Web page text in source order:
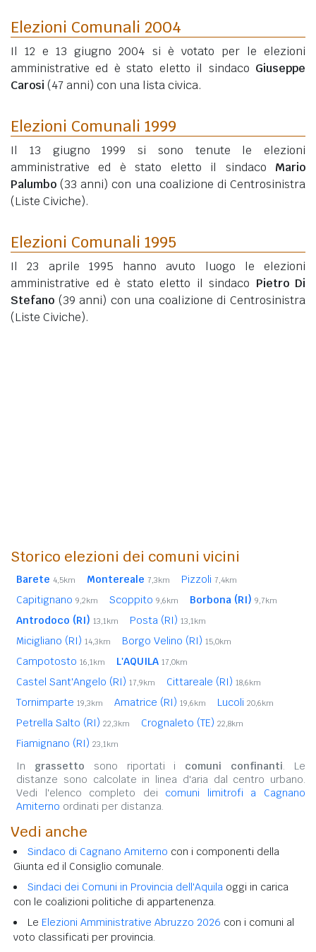
Elezioni Comunali 2004
Il 12 e 13 giugno 2004 si è votato per le elezioni
amministrative ed è stato eletto il sindaco Giuseppe
Carosi (47 anni) con una lista civica.
Elezioni Comunali 1999
Il 13 giugno 1999 si sono tenute le elezioni
amministrative ed è stato eletto il sindaco Mario
Palumbo (33 anni) con una coalizione di Centrosinistra
(Liste Civiche).
Elezioni Comunali 1995
Il 23 aprile 1995 hanno avuto luogo le elezioni
amministrative ed è stato eletto il sindaco Pietro Di
Stefano (39 anni) con una coalizione di Centrosinistra
(Liste Civiche).
Storico elezioni dei comuni vicini
Barete 4,5km Montereale 7,3km Pizzoli 7,4km
Capitignano 9,2km Scoppito 9,6km Borbona (RI) 9,7km
Antrodoco (RI) 13,1km Posta (RI) 13,1km
Micigliano (RI) 14,3km Borgo Velino (RI) 15,0km
Campotosto 16,1km L'AQUILA 17,0km
Castel Sant'Angelo (RI) 17,9km Cittareale (RI) 18,6km
Tornimparte 19,3km Amatrice (RI) 19,6km Lucoli 20,6km
Petrella Salto (RI) 22,3km Crognaleto (TE) 22,8km
Fiamignano (RI) 23,1km
In grassetto sono riportati i comuni confinanti. Le
distanze sono calcolate in linea d'aria dal centro urbano.
Vedi l'elenco completo dei comuni limitrofi a Cagnano
Amiterno ordinati per distanza.
Vedi anche
Sindaco di Cagnano Amiterno con i componenti della
Giunta ed il Consiglio comunale.
Sindaci dei Comuni in Provincia dell'Aquila oggi in carica
con le coalizioni politiche di appartenenza.
Le Elezioni Amministrative Abruzzo 2026 con i comuni al
voto classificati per provincia.